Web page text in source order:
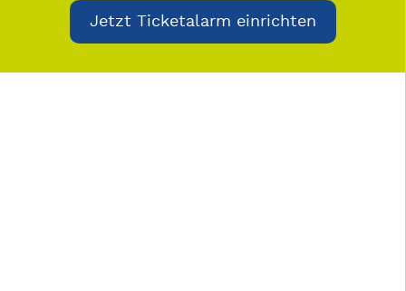
Jetzt Ticketalarm einrichten